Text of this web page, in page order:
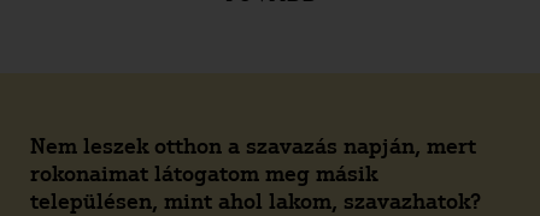
Nem leszek otthon a szavazás napján, mert
rokonaimat látogatom meg másik
településen, mint ahol lakom, szavazhatok?